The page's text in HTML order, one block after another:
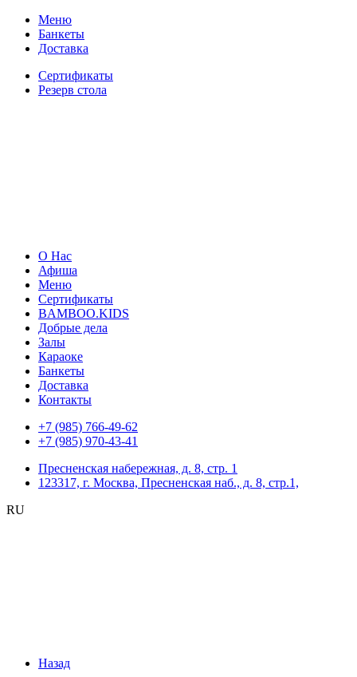
Меню
Банкеты
Доставка
Сертификаты
Резерв стола
О Нас
Афиша
Меню
Сертификаты
BAMBOO.KIDS
Добрые дела
Залы
Караоке
Банкеты
Доставка
Контакты
+7 (985) 766-49-62
+7 (985) 970-43-41
Пресненская набережная, д. 8, стр. 1
123317, г. Москва, Пресненская наб., д. 8, стр.1,
RU
Назад